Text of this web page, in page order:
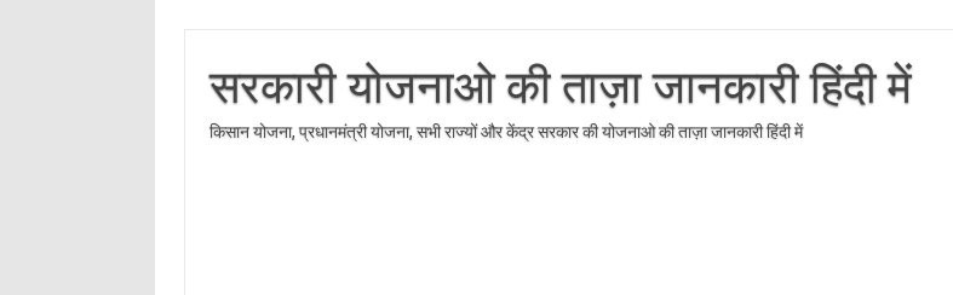
content
सरकारी योजनाओ की ताज़ा जानकारी हिंदी में
किसान योजना, प्रधानमंत्री योजना, सभी राज्यों और केंद्र सरकार की योजनाओ की ताज़ा जानकारी हिंदी में